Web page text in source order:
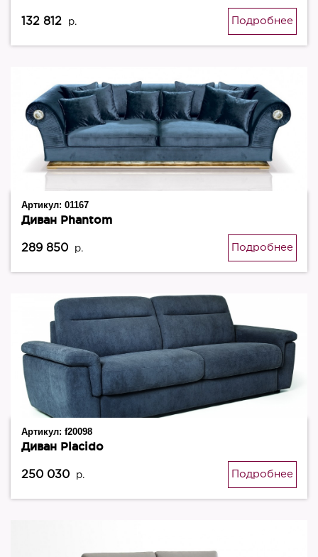
132 812 р. Подробнее
Артикул: 01167
Диван Phantom
289 850 р. Подробнее
Артикул: f20098
Диван Placido
250 030 р. Подробнее